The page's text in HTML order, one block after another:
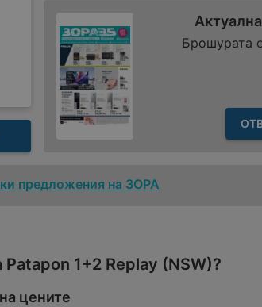
Брошурата
предложения на ЗОРА
1+2 Replay (NSW)?
цените